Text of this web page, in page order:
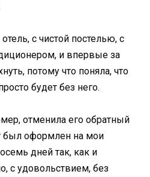
с чистой постелью, с
и впервые за
потому что поняла, что
будет без него.
отменила его обратный
был оформлен на мои
дней так, как и
с удовольствием, без